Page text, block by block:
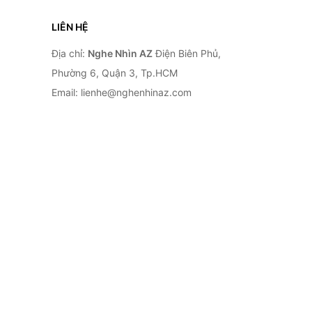
LIÊN HỆ
Địa chỉ: Nghe Nhìn AZĐiện Biên Phủ,
Phường 6, Quận 3, Tp.HCM
Email: lienhe@nghenhinaz.com